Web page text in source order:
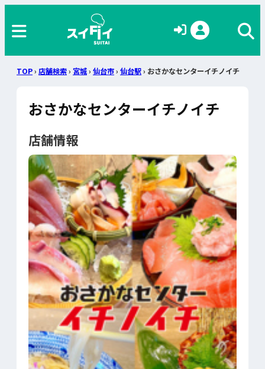
TOP› 店舗検索› 宮城› 仙台市› 仙台駅› おさかなセンターイチノイチ
おさかなセンターイチノイチ
店舗情報
>